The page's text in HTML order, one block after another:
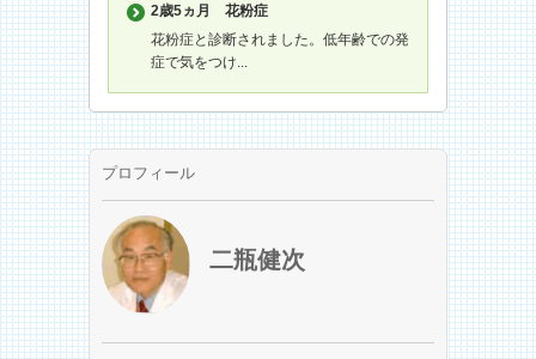
2歳5ヵ月
花粉症
花粉症と診断されました。低年齢での発
症で気をつけ...
プロフィール
二瓶健次